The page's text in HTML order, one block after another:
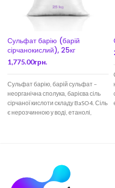
Сульфат барію (барій
сірчанокислий), 25кг
1,775.00грн.
Сульфат барію, барій сульфат –
неорганічна сполука, барієва сіль
сірчаної кислоти складу BaSO4. Сіль
є нерозчинною у воді, етанолі,